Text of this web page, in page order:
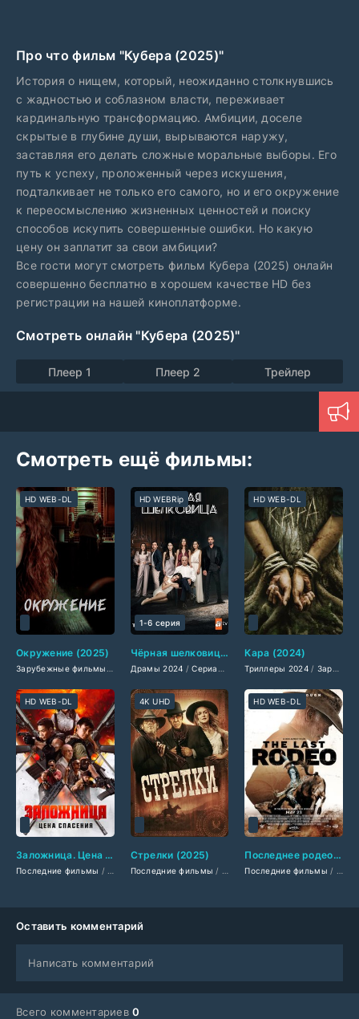
Про что фильм "Кубера (2025)"
История о нищем, который, неожиданно столкнувшись
с жадностью и соблазном власти, переживает
кардинальную трансформацию. Амбиции, доселе
скрытые в глубине души, вырываются наружу,
заставляя его делать сложные моральные выборы. Его
путь к успеху, проложенный через искушения,
подталкивает не только его самого, но и его окружение
к переосмыслению жизненных ценностей и поиску
способов искупить совершенные ошибки. Но какую
цену он заплатит за свои амбиции?
Все гости могут смотреть фильм Кубера (2025) онлайн
совершенно бесплатно в хорошем качестве HD без
регистрации на нашей киноплатформе.
Смотреть онлайн "Кубера (2025)"
Плеер 1 Плеер 2 Трейлер
Смотреть ещё фильмы:
Окружение (2025)
/Последние фильмы Триллеры 2025/Фильмы 2025
HD WEB-DL
Чёрная шелковица (2024)
Драмы 2024 /Сериалы 2024 /Турецкие сериалы
HD WEBRip
1-6 серия
Кара (2024)
Триллеры 2024/ Зарубежные фильмы 2024
HD WEB-DL
Заложница. Цена спасения (2025)
Последние фильмы / Фильмы 2025/Боевики 2025 Зарубежные фильмы 2025
HD WEB-DL
Стрелки (2025)
Последние фильмы / Фильмы 2025/Боевики 2025
4K UHD
Последнее родео (2025)
Последние фильмы /
HD WEB-DL
Оставить комментарий
Написать комментарий
Всего комментариев0